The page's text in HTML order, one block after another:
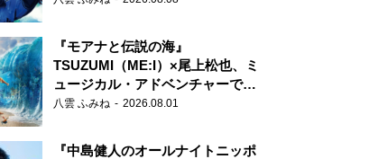
『モアナと伝説の海』
TSUZUMI（ME:I）×尾上松也、ミ
ュージカル・アドベンチャーで美
声を響かせる
八雲 ふみね 2026.08.01
『中島健人のオールナイトニッポ